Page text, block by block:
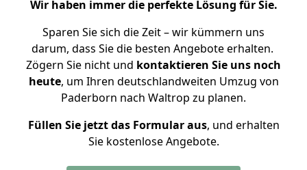
Wir haben immer die perfekte Lösung für Sie.
Sparen Sie sich die Zeit – wir kümmern uns
darum, dass Sie die besten Angebote erhalten.
Zögern Sie nicht und kontaktieren Sie uns noch
heute, um Ihren deutschlandweiten Umzug von
Paderborn nach Waltrop zu planen.
Füllen Sie jetzt das Formular aus, und erhalten
Sie kostenlose Angebote.